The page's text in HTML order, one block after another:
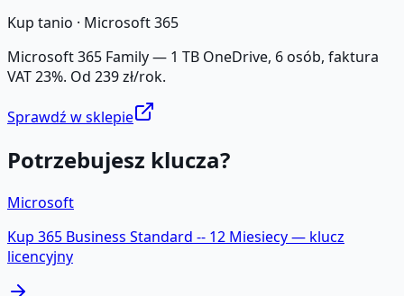
Kup tanio · Microsoft 365
Microsoft 365 Family — 1 TB OneDrive, 6 osób, faktura
VAT 23%. Od 239 zł/rok.
Sprawdź w sklepie
Potrzebujesz klucza?
Microsoft
Kup 365 Business Standard -- 12 Miesiecy— klucz
licencyjny